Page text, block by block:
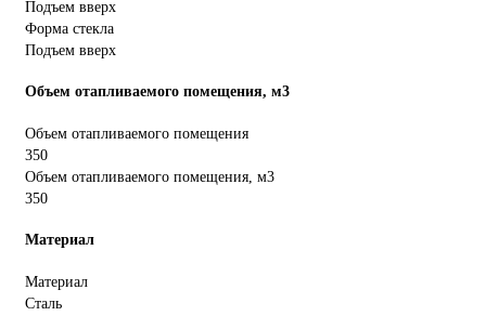
Подъем вверх
Форма стекла
Подъем вверх
Объем отапливаемого помещения, м3
Объем отапливаемого помещения
350
Объем отапливаемого помещения, м3
350
Материал
Материал
Сталь